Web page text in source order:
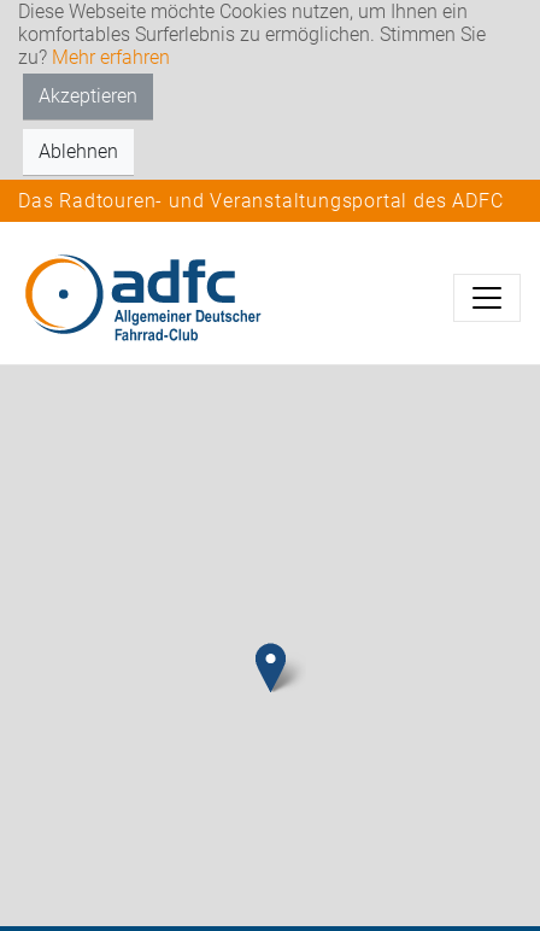
Diese Webseite möchte Cookies nutzen, um Ihnen ein
komfortables Surferlebnis zu ermöglichen. Stimmen Sie
zu? Mehr erfahren
Akzeptieren
Ablehnen
Das Radtouren- und Veranstaltungsportal des ADFC